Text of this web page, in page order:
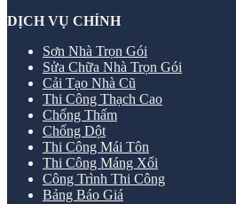
DỊCH VỤ CHÍNH
Sơn Nhà Trọn Gói
Sửa Chữa Nhà Trọn Gói
Cải Tạo Nhà Cũ
Thi Công Thạch Cao
Chống Thấm
Chống Dột
Thi Công Mái Tôn
Thi Công Máng Xối
Công Trình Thi Công
Bảng Báo Giá